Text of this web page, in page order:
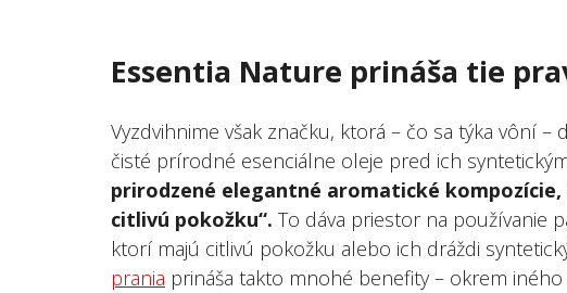
Essentia Nature prináša tie
Vyzdvihnime však značku, ktorá – čo sa týka vôní –
čisté prírodné esenciálne oleje pred ich
prirodzené elegantné aromatické
citlivú pokožku“. To dáva priestor na používanie
ktorí majú citlivú pokožku alebo ich dráždi
prania prináša takto mnohé benefity – okrem